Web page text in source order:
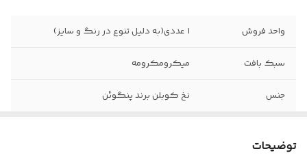
واحد فروش 1 عددی(به دلیل تنوع در رنگ و سایز)
سبک بافت میکرومکرومه
جنس نخ کوبلن برند پنگوئن
توضیحات